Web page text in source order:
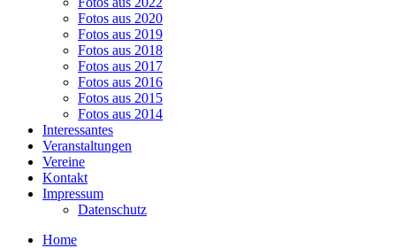
Fotos aus 2020
Fotos aus 2019
Fotos aus 2018
Fotos aus 2017
Fotos aus 2016
Fotos aus 2015
Fotos aus 2014
Interessantes
Veranstaltungen
Vereine
Kontakt
Impressum
Datenschutz
Home